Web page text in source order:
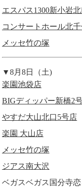
エスパス1300新小岩
コンサートホール北
メッセ竹の塚
▼8月8日（土)
楽園池袋店
BIGディッパー新橋2
やすだ大山北口5号店
楽園 大山店
メッセ竹の塚
ジアス南大沢
ベガスベガス国分寺